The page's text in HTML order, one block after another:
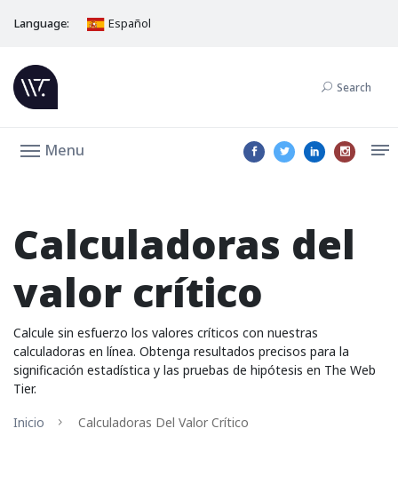
Language: Español
Search
Menu
Calculadoras del
valor crítico
Calcule sin esfuerzo los valores críticos con nuestras
calculadoras en línea. Obtenga resultados precisos para la
significación estadística y las pruebas de hipótesis en The Web
Tier.
Inicio
Calculadoras Del Valor Crítico